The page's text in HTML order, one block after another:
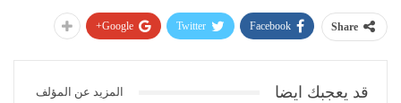
Share
Facebook
Twitter
Google+
قد يعجبك ايضا المزيد عن المؤلف